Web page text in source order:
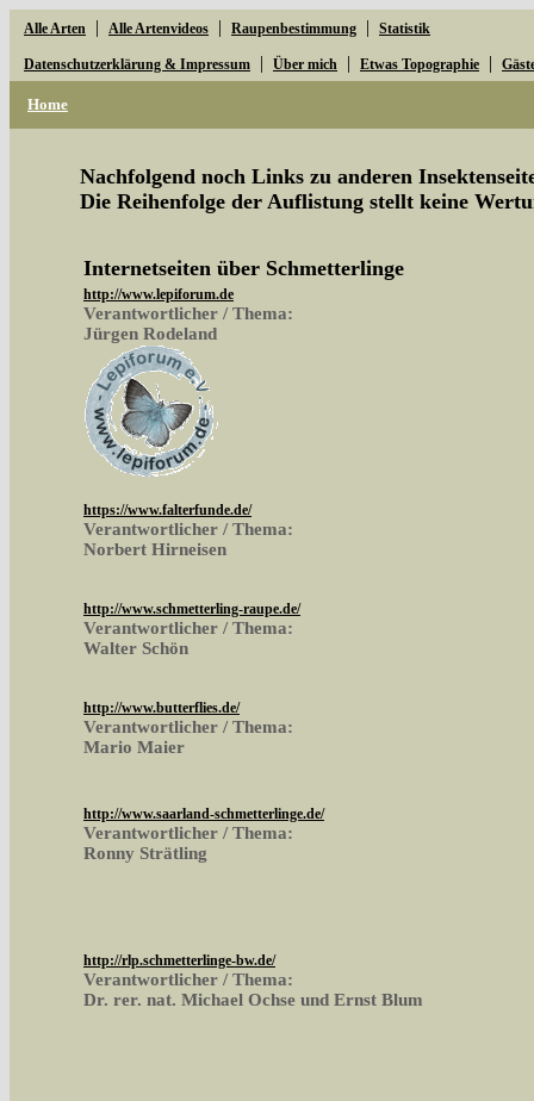
Alle Arten | Alle Artenvideos | Raupenbestimmung | Statistik
Datenschutzerklärung & Impressum | Über mich | Etwas Topographie |
Home
Nachfolgend noch Links zu anderen
Die Reihenfolge der Auflistung stellt keine
Internetseiten über Schmetterlinge
http://www.lepiforum.de
Verantwortlicher / Thema:
Jürgen Rodeland
https://www.falterfunde.de/
Verantwortlicher / Thema:
Norbert Hirneisen
http://www.schmetterling-raupe.de/
Verantwortlicher / Thema:
Walter Schön
http://www.butterflies.de/
Verantwortlicher / Thema:
Mario Maier
http://www.saarland-schmetterlinge.de/
Verantwortlicher / Thema:
Ronny Strätling
http://rlp.schmetterlinge-bw.de/
Verantwortlicher / Thema:
Dr. rer. nat. Michael Ochse und Ernst Blum